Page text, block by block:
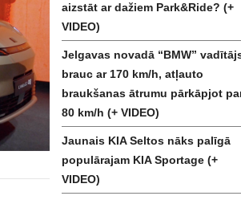
aizstāt ar dažiem Park&Ride? (+
VIDEO)
Jelgavas novadā “BMW”
brauc ar 170 km/h, atļauto
braukšanas ātrumu pārkāpjot
80 km/h (+ VIDEO)
Jaunais KIA Seltos nāks palīgā
populārajam KIA Sportage (+
VIDEO)